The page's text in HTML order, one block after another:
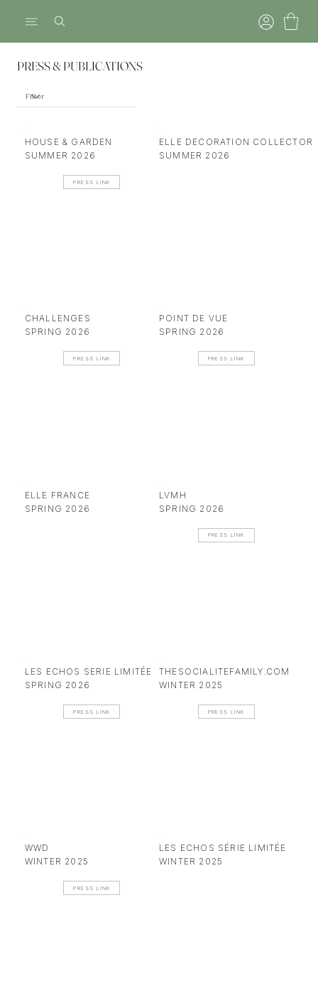
HOUSE & GARDEN
SUMMER 2026
PRESS LINK
ELLE DECORATION COLLECTOR
SUMMER 2026
CHALLENGES
SPRING 2026
PRESS LINK
POINT DE VUE
SPRING 2026
PRESS LINK
ELLE FRANCE
SPRING 2026
LVMH
SPRING 2026
PRESS LINK
LES ECHOS SERIE LIMITÉE
SPRING 2026
PRESS LINK
THESOCIALITEFAMILY.COM
WINTER 2025
PRESS LINK
WWD
WINTER 2025
PRESS LINK
LES ECHOS SÉRIE LIMITÉE
WINTER 2025
PRESS & PUBLICATIONS